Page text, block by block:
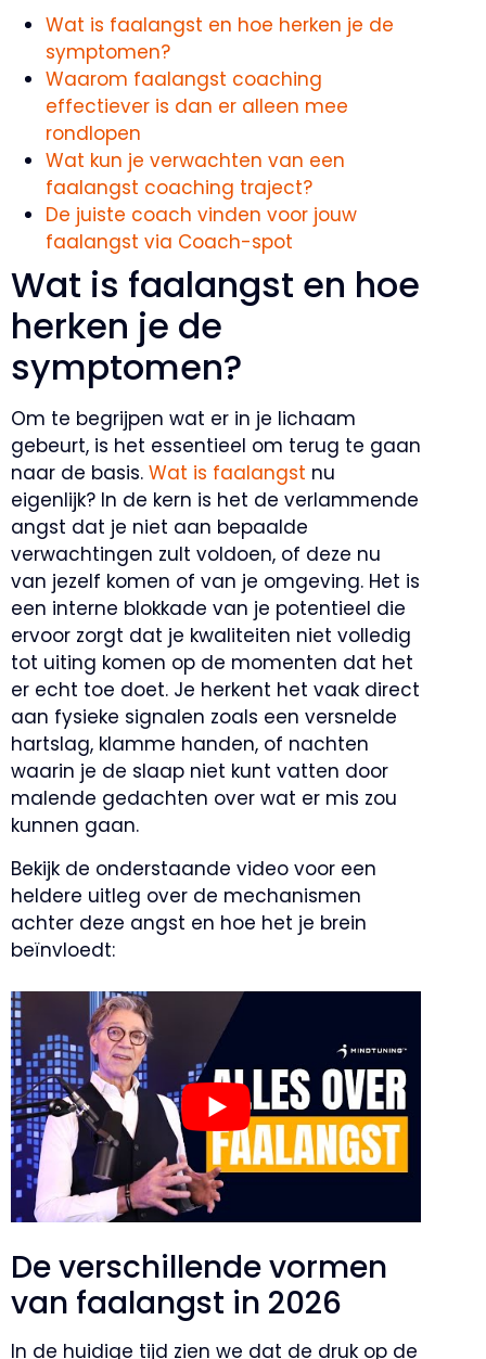
Wat is faalangst en hoe herken je de
symptomen?
Waarom faalangst coaching
effectiever is dan er alleen mee
rondlopen
Wat kun je verwachten van een
faalangst coaching traject?
De juiste coach vinden voor jouw
faalangst via Coach-spot
Wat is faalangst en hoe
herken je de
symptomen?
Om te begrijpen wat er in je lichaam
gebeurt, is het essentieel om terug te gaan
naar de basis. Wat is faalangst nu
eigenlijk? In de kern is het de verlammende
angst dat je niet aan bepaalde
verwachtingen zult voldoen, of deze nu
van jezelf komen of van je omgeving. Het is
een interne blokkade van je potentieel die
ervoor zorgt dat je kwaliteiten niet volledig
tot uiting komen op de momenten dat het
er echt toe doet. Je herkent het vaak direct
aan fysieke signalen zoals een versnelde
hartslag, klamme handen, of nachten
waarin je de slaap niet kunt vatten door
malende gedachten over wat er mis zou
kunnen gaan.
Bekijk de onderstaande video voor een
heldere uitleg over de mechanismen
achter deze angst en hoe het je brein
beïnvloedt:
De verschillende vormen
van faalangst in 2026
In de huidige tijd zien we dat de druk op de